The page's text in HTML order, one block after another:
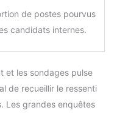
de postes pourvus
candidats internes.
et les sondages pulse
de recueillir le ressenti
Les grandes enquêtes